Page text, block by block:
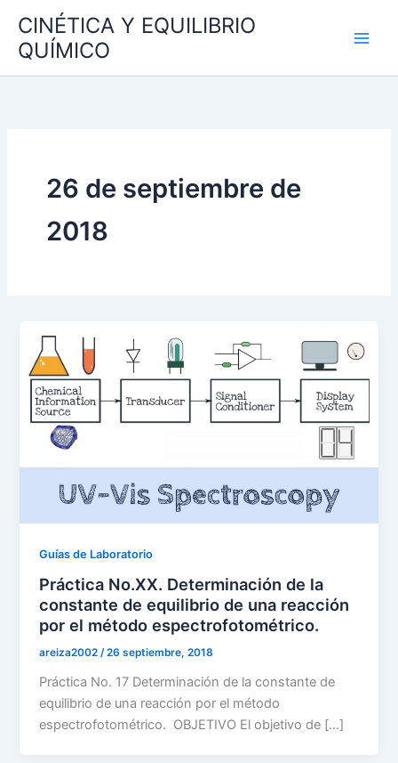
contenido
CINÉTICA Y EQUILIBRIO
QUÍMICO
26 de septiembre de
2018
Guías de Laboratorio
Práctica No.XX. Determinación de la
constante de equilibrio de una reacción
por el método espectrofotométrico.
areiza2002/26 septiembre, 2018
Práctica No. 17 Determinación de la constante de
equilibrio de una reacción por el método
espectrofotométrico. OBJETIVO El objetivo de […]